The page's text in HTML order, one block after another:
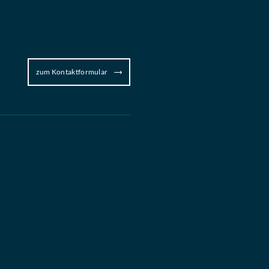
zum Kontaktformular